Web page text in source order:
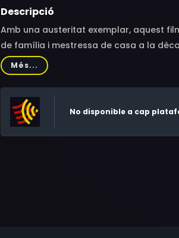
Pete Richman, Ed Somavitch
Descripció
Amb una austeritat exemplar, aquest
de família i mestressa de casa a la
Més...
No disponible a cap